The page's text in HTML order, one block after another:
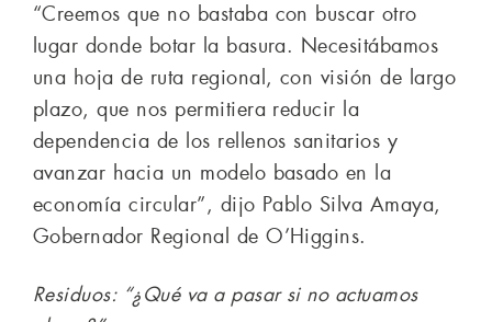
“Creemos que no bastaba con buscar otro
lugar donde botar la basura. Necesitábamos
una hoja de ruta regional, con visión de largo
plazo, que nos permitiera reducir la
dependencia de los rellenos sanitarios y
avanzar hacia un modelo basado en la
economía circular”, dijo Pablo Silva Amaya,
Gobernador Regional de O’Higgins.
Residuos: “¿Qué va a pasar si no actuamos